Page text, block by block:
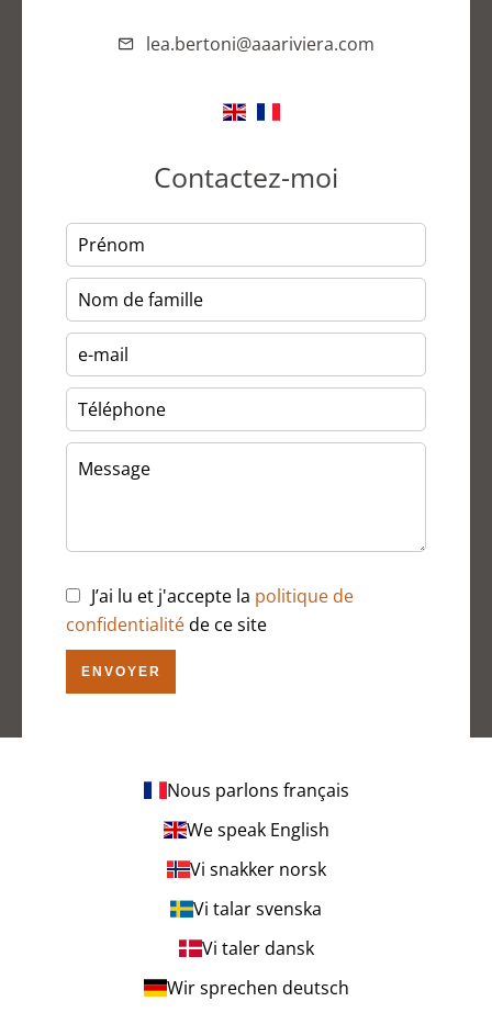
lea.bertoni@aaariviera.com
Contactez-moi
J’ai lu et j'accepte la politique de
confidentialitéde ce site
ENVOYER
Nous parlons français
We speak English
Vi snakker norsk
Vi talar svenska
Vi taler dansk
Wir sprechen deutsch